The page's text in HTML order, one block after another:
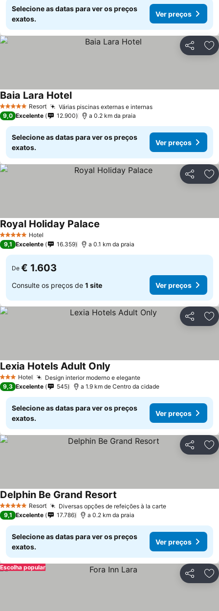
Selecione as datas para ver os preços
exatos.
Ver preços
Partilhar
5 Estrelas Resort Várias piscinas externas e internas
Baia Lara Hotel
9,0 Excelente 12.900 a 0.2 km da praia
Selecione as datas para ver os preços
exatos.
Ver preços
Partilhar
5 Estrelas Hotel
Royal Holiday Palace
9,1 Excelente 16.359 a 0.1 km da praia
De € 1.603
Consulte os preços de 1 site Ver preços
Partilhar
3 EstrelasHotel Design interior moderno e elegante
Lexia Hotels Adult Only
9,3 Excelente 545 a 1.9 km de Centro da cidade
Selecione as datas para ver os preços
exatos.
Ver preços
Partilhar
5 Estrelas Resort Diversas opções de refeições à la carte
Delphin Be Grand Resort
9,1 Excelente 17.786 a 0.2 km da praia
Selecione as datas para ver os preços
exatos.
Ver preços
Partilhar
Escolha popular